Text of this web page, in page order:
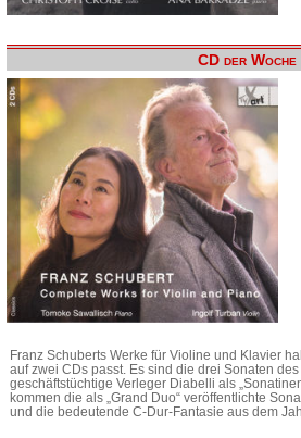
CD der Woche
Franz Schuberts Werke für Violine und Klavier
auf zwei CDs passt. Es sind die drei Sonaten
geschäftstüchtige Verleger Diabelli als
kommen die als „Grand Duo“ veröffentlichte
und die bedeutende C-Dur-Fantasie aus dem